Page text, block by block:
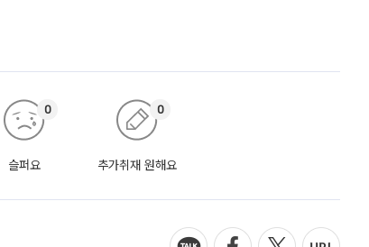
슬퍼요
0
추가취재 원해요
0